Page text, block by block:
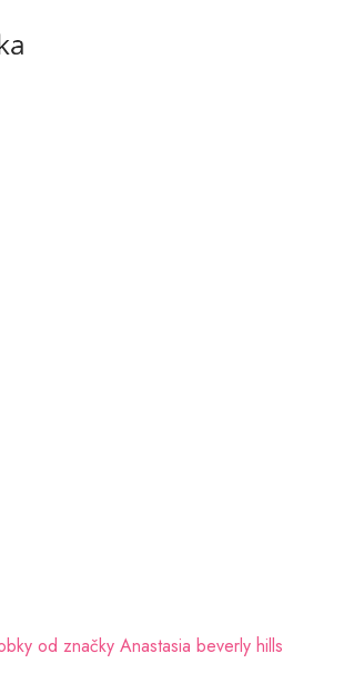
od značky Anastasia beverly hills